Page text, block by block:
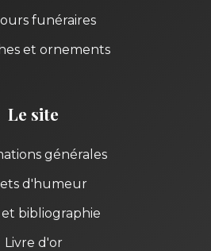
funéraires
et ornements
Le site
générales
d'humeur
et bibliographie
Livre d'or